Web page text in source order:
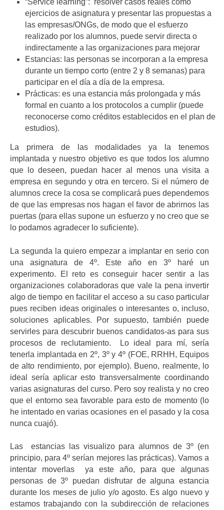
ejercicios de asignatura y presentar las propuestas a
las empresas/ONGs, de modo que el esfuerzo
realizado por los alumnos, puede servir directa o
indirectamente a las organizaciones para mejorar
Estancias: las personas se incorporan a la empresa
durante un tiempo corto (entre 2 y 8 semanas) para
participar en el día a día de la empresa.
Prácticas: es una estancia más prolongada y más
formal en cuanto a los protocolos a cumplir (puede
reconocerse como créditos establecidos en el plan de
estudios).
La primera de las modalidades ya la tenemos
implantada y nuestro objetivo es que todos los alumno
que lo deseen, puedan hacer al menos una visita a
empresa en segundo y otra en tercero. Si el número de
alumnos crece la cosa se complicará pues dependemos
de que las empresas nos hagan el favor de abrirnos las
puertas (para ellas supone un esfuerzo y no creo que se
lo podamos agradecer lo suficiente).
La segunda la quiero empezar a implantar en serio con
una asignatura de 4º. Este año en 3º haré un
experimento. El reto es conseguir hacer sentir a las
organizaciones colaboradoras que vale la pena invertir
algo de tiempo en facilitar el acceso a su caso particular
pues reciben ideas originales o interesantes o, incluso,
soluciones aplicables. Por supuesto, también puede
servirles para descubrir buenos candidatos-as para sus
procesos de reclutamiento. Lo ideal para mí, sería
tenerla implantada en 2º, 3º y 4º (FOE, RRHH, Equipos
de alto rendimiento, por ejemplo). Bueno, realmente, lo
ideal sería aplicar esto transversalmente coordinando
varias asignaturas del curso. Pero soy realista y no creo
que el entorno sea favorable para esto de momento (lo
he intentado en varias ocasiones en el pasado y la cosa
nunca cuajó).
Las estancias las visualizo para alumnos de 3º (en
principio, para 4º serían mejores las prácticas). Vamos a
intentar moverlas ya este año, para que algunas
personas de 3º puedan disfrutar de alguna estancia
durante los meses de julio y/o agosto. Es algo nuevo y
estamos trabajando con la subdirección de relaciones